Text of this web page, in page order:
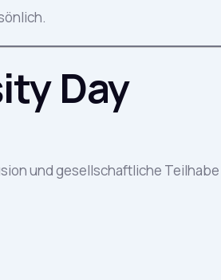
Day
und gesellschaftliche Teilhabe